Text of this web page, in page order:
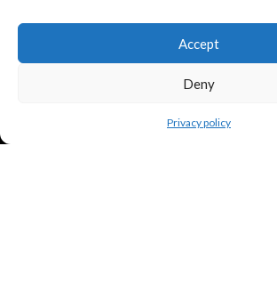
Accept
Deny
Privacy policy
Правовая политика и условия использования
Условия покупки